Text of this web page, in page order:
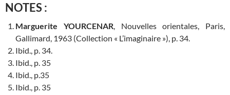
NOTES :
Marguerite YOURCENAR, Nouvelles orientales, Paris,
Gallimard, 1963 (Collection « L’imaginaire »), p. 34.
Ibid., p. 34.
Ibid., p. 35
Ibid., p.35
Ibid., p. 35